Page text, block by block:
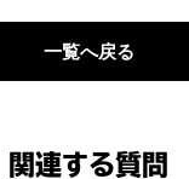
一覧へ戻る
関連する質問